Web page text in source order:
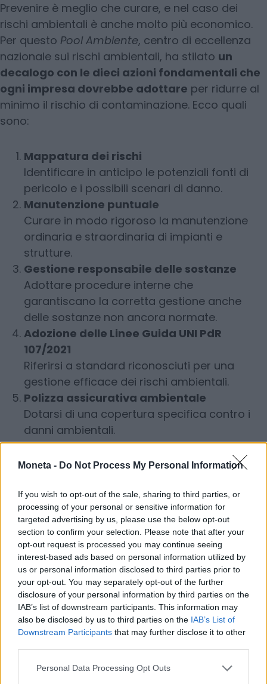
Moneta - Do Not Process My Personal Information
If you wish to opt-out of the sale, sharing to third parties, or
processing of your personal or sensitive information for
targeted advertising by us, please use the below opt-out
section to confirm your selection. Please note that after your
opt-out request is processed you may continue seeing
interest-based ads based on personal information utilized by
us or personal information disclosed to third parties prior to
your opt-out. You may separately opt-out of the further
disclosure of your personal information by third parties on the
IAB’s list of downstream participants. This information may
also be disclosed by us to third parties on the IAB’s List of
Downstream Participants that may further disclose it to other
Personal Data Processing Opt Outs
Prevenire è meglio che curare, e nel caso dei
rischi ambientali è anche molto più economico.
Per questo Pool Ambiente, centro di eccellenza
nazionale sui rischi ambientali, ha stilato un
decalogo con le dieci azioni fondamentali che
ogni impresa dovrebbe adottare per ridurre al
minimo il rischio di contaminazione. Ecco quali
sono:
Mappatura dei rischi
Identificare in anticipo le potenziali fonti di
pericolo e i possibili scenari di danno.
Manutenzione puntuale
Curare in modo rigoroso la manutenzione
ordinaria e straordinaria di impianti e
strutture.
Gestione responsabile delle sostanze
Adottare procedure interne che
garantiscano la corretta gestione anche
delle sostanze non ancora normate.
Adozione delle Linee Guida UNI PdR
107/2021
Riferirsi a standard riconosciuti per una
gestione efficace dei rischi ambientali.
Polizza assicurativa ambientale
Dotarsi di una copertura specifica contro i
danni ambientali.
Formazione del personale
Investire nella preparazione e
soprattutto in ambito emergenze ambientali.
Interventi tecnici sugli impianti
Adeguare o sostituire serbatoi interrati e
tubazioni per prevenirne la corrosione o la
rottura, con sistemi di controllo delle perdite.
Protezione strutturale degli impianti fuori
terra
Installare bacini di contenimento
impermeabili per evitare sversamenti
accidentali.
scarico